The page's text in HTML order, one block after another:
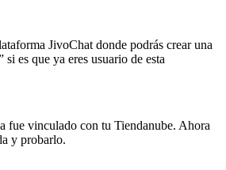
JivoChat donde podrás crear una
si es que ya eres usuario de esta
fue vinculado con tu Tiendanube. Ahora
y probarlo.